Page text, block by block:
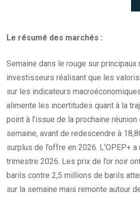
Le résumé des marchés :
Semaine dans le rouge sur
investisseurs réalisant que les
sur les indicateurs
alimente les incertitudes quant à la
point à l’issue de la prochaine
semaine, avant de redescendre à
surplus de l’offre en 2026. L’OPEP+
trimestre 2026. Les prix de l’or noir
barils contre 2,5 millions de barils
sur la semaine mais remonte autour